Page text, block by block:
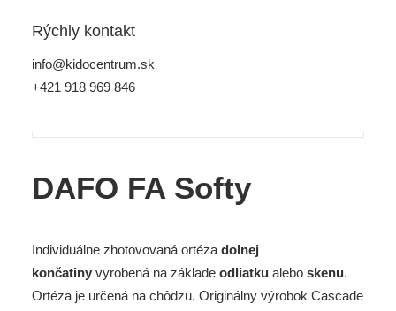
Rýchly kontakt
info@kidocentrum.sk
+421 918 969 846
DAFO FA Softy
Individuálne zhotovovaná ortéza dolnej
končatiny vyrobená na základe odliatku alebo skenu.
Ortéza je určená na chôdzu. Originálny výrobok Cascade